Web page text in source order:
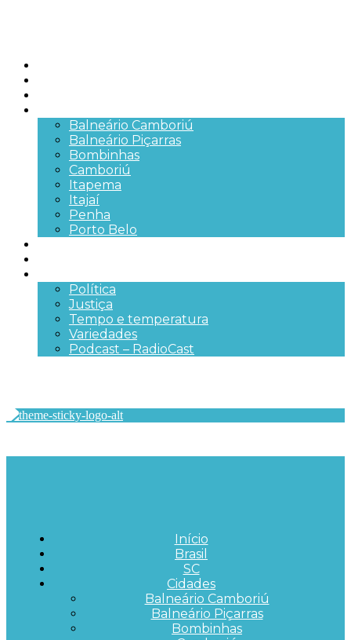
Balneário Camboriú
Balneário Piçarras
Bombinhas
Camboriú
Itapema
Itajaí
Penha
Porto Belo
Política
Justiça
Tempo e temperatura
Variedades
Podcast – RadioCast
Início
Brasil
SC
Cidades
Balneário Camboriú
Balneário Piçarras
Bombinhas